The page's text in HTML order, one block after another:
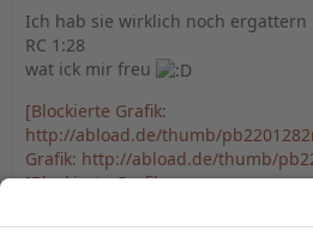
Ich hab sie wirklich noch ergattern
RC 1:28
wat ick mir freu
[Blockierte Grafik:
http://abload.de/thumb/
Grafik: http://abload.de/thumb/
[Blockierte Grafik:
http://abload.de/thumb/
Grafik: http://abload.de/thumb/